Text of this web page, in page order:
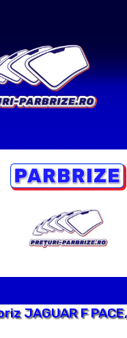
JAGUAR F